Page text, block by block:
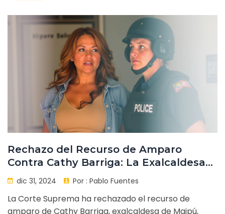
Rechazo del Recurso de Amparo
Contra Cathy Barriga: La Exalcaldesa
de Maipú Seguirá en Prisión Preventiva
dic 31, 2024 Por : Pablo Fuentes
La Corte Suprema ha rechazado el recurso de
amparo de Cathy Barriga, exalcaldesa de Maipú,